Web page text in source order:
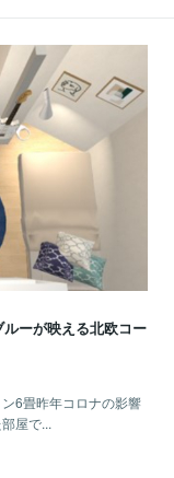
ーが映える北欧コー
6畳昨年コロナの影響
屋で...